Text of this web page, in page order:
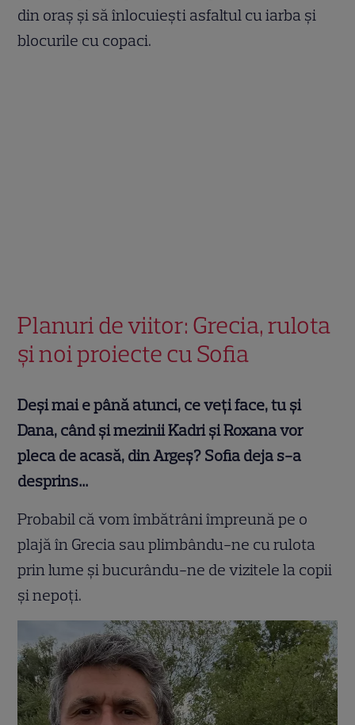
din oraș și să înlocuiești asfaltul cu iarba și
blocurile cu copaci.
Planuri de viitor: Grecia, rulota
și noi proiecte cu Sofia
Deși mai e până atunci, ce veți face, tu și
Dana, când și mezinii Kadri și Roxana vor
pleca de acasă, din Argeș? Sofia deja s-a
desprins…
Probabil că vom îmbătrâni împreună pe o
plajă în Grecia sau plimbându-ne cu rulota
prin lume și bucurându-ne de vizitele la copii
și nepoți.